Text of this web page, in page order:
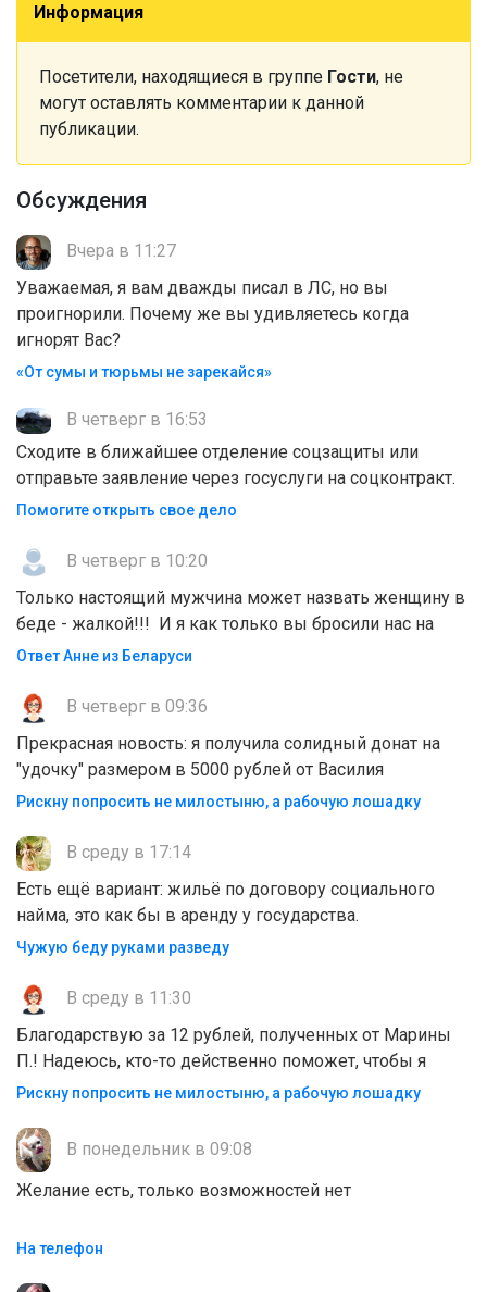
Информация
Посетители, находящиеся в группе Гости, не
могут оставлять комментарии к данной
публикации.
Обсуждения
Вчера в 11:27
Уважаемая, я вам дважды писал в ЛС, но вы
проигнорили. Почему же вы удивляетесь когда
игнорят Вас?
«От сумы и тюрьмы не зарекайся»
В четверг в 16:53
Сходите в ближайшее отделение соцзащиты или
отправьте заявление через госуслуги на соцконтракт.
Помогите открыть свое дело
В четверг в 10:20
Только настоящий мужчина может назвать женщину в
беде - жалкой!!! И я как только вы бросили нас на
Ответ Анне из Беларуси
В четверг в 09:36
Прекрасная новость: я получила солидный донат на
"удочку" размером в 5000 рублей от Василия
Рискну попросить не милостыню, а рабочую лошадку
В среду в 17:14
Есть ещё вариант: жильё по договору социального
найма, это как бы в аренду у государства.
Чужую беду руками разведу
В среду в 11:30
Благодарствую за 12 рублей, полученных от Марины
П.! Надеюсь, кто-то действенно поможет, чтобы я
Рискну попросить не милостыню, а рабочую лошадку
В понедельник в 09:08
Желание есть, только возможностей нет
На телефон